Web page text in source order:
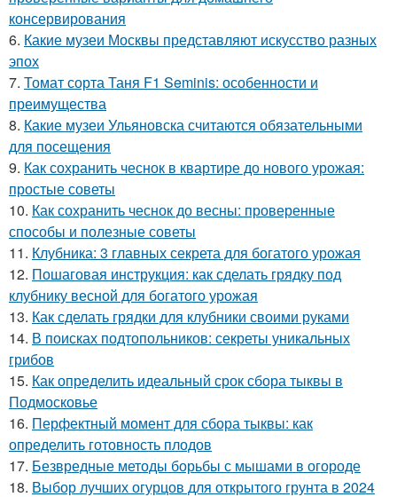
консервирования
6. Какие музеи Москвы представляют искусство разных
эпох
7. Томат сорта Таня F1 Seminis: особенности и
преимущества
8. Какие музеи Ульяновска считаются обязательными
для посещения
9. Как сохранить чеснок в квартире до нового урожая:
простые советы
10. Как сохранить чеснок до весны: проверенные
способы и полезные советы
11. Клубника: 3 главных секрета для богатого урожая
12. Пошаговая инструкция: как сделать грядку под
клубнику весной для богатого урожая
13. Как сделать грядки для клубники своими руками
14. В поисках подтопольников: секреты уникальных
грибов
15. Как определить идеальный срок сбора тыквы в
Подмосковье
16. Перфектный момент для сбора тыквы: как
определить готовность плодов
17. Безвредные методы борьбы с мышами в огороде
18. Выбор лучших огурцов для открытого грунта в 2024